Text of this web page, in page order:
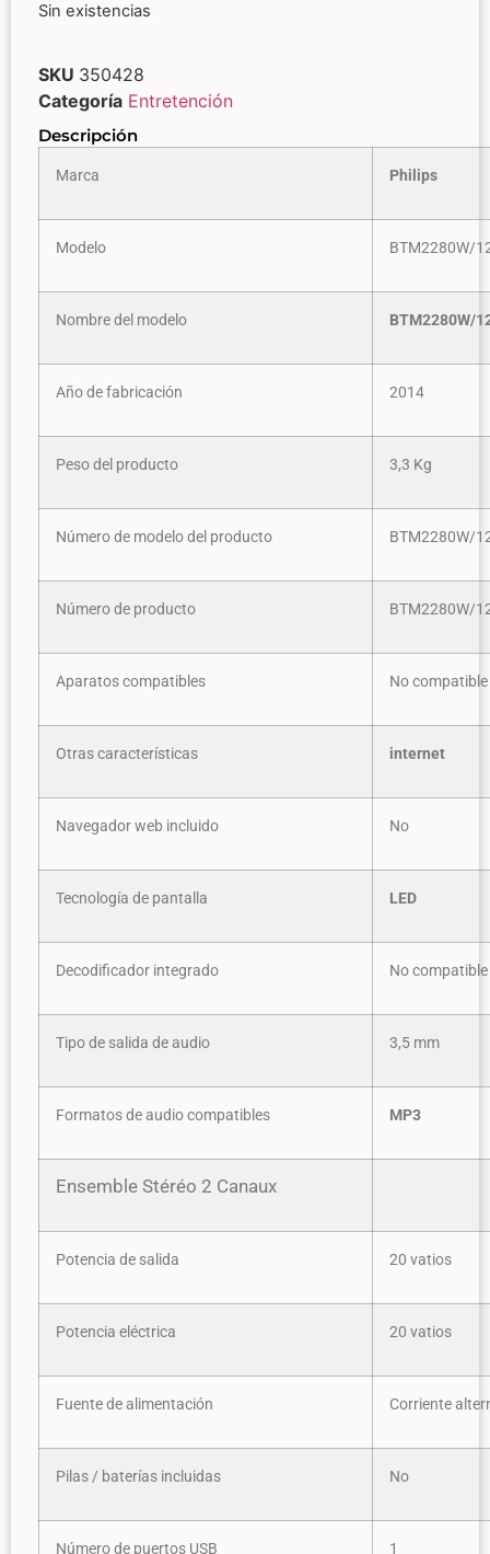
Sin existencias
SKU 350428
Categoría Entretención
Descripción
Marca Philips
Modelo BTM2280W/
Nombre del modelo BTM2280W/
Año de fabricación 2014
Peso del producto 3,3 Kg
Número de modelo del producto BTM2280W/
Número de producto BTM2280W/
Aparatos compatibles No compatible
Otras características internet
Navegador web incluido No
Tecnología de pantalla LED
Decodificador integrado No compatible
Tipo de salida de audio 3,5 mm
Formatos de audio compatibles MP3
Ensemble Stéréo 2 Canaux
Potencia de salida 20 vatios
Potencia eléctrica 20 vatios
Fuente de alimentación Corriente
Pilas / baterías incluidas No
Número de puertos USB 1